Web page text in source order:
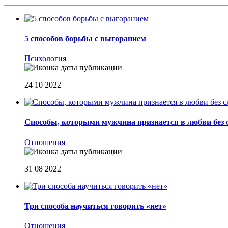
5 способов борьбы с выгоранием
Психология
24 10 2022
Способы, которыми мужчина признается в любви без
Отношения
31 08 2022
Три способа научиться говорить «нет»
Отношения